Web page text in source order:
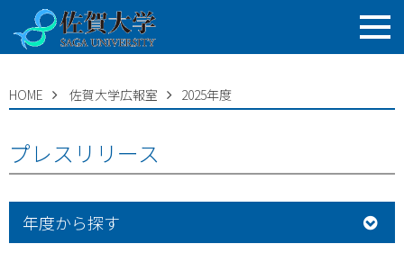
HOME 佐賀大学広報室 2025年度
プレスリリース
年度から探す